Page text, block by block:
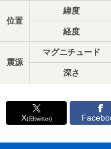
位置
緯度
経度
震源
マグニチュード
深さ
X(旧twitter)